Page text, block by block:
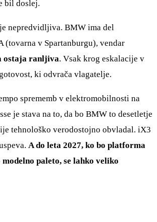
bil doslej.
nepredvidljiva. BMW ima del
(tovarna v Spartanburgu), vendar
ostaja ranljiva. Vsak krog eskalacije v
ki odvrača vlagatelje.
sprememb v elektromobilnosti na
je stava na to, da bo BMW to desetletje
tehnološko verodostojno obvladal. iX3
A do leta 2027, ko bo platforma
paleto, se lahko veliko